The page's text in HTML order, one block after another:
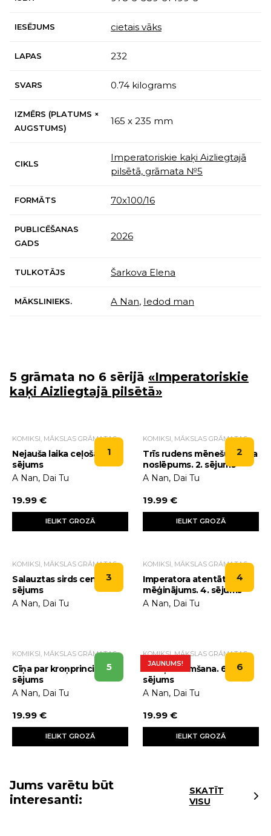
IESĒJUMS cietais vāks
LAPAS 232
SVARS 0.74 kilograms
IZMĒRS (PLATUMS ×
AUGSTUMS)
165 x 235 mm
CIKLS
Imperatoriskie kaķi Aizliegtajā
pilsētā, grāmata №5
FORMĀTS 70х100/16
PUBLICĒŠANAS
GADS
2026
TULKOTĀJS Šarkova Elena
MĀKSLINIEKS. A Nan, Iedod man
5 grāmata no 6 sērijā «Imperatoriskie
kaķi Aizliegtajā pilsētā»
1
KOMIKSI, MĀKSLAS GRĀMATAS
Nejauša laika ceļošana. 1.
sējums
A Nan, Dai Tu
19.99 €
IELIKT GROZĀ
2
KOMIKSI, MĀKSLAS GRĀMATAS
Trīs rudens mēnešu kausa
noslēpums. 2. sējums
A Nan, Dai Tu
19.99 €
IELIKT GROZĀ
3
KOMIKSI, MĀKSLAS GRĀMATAS
Salauztas sirds cena. 3.
sējums
A Nan, Dai Tu
4
KOMIKSI, MĀKSLAS GRĀMATAS
Imperatora atentāta
mēģinājums. 4. sējums
A Nan, Dai Tu
5
KOMIKSI, MĀKSLAS GRĀMATAS
Cīņa par kroņprinci. 5.
sējums
A Nan, Dai Tu
19.99 €
IELIKT GROZĀ
JAUNUMS! 6
KOMIKSI, MĀKSLAS GRĀMATAS
Varoņa dzimšana. 6.
sējums
A Nan, Dai Tu
19.99 €
IELIKT GROZĀ
Jums varētu būt
interesanti:
SKATĪT
VISU